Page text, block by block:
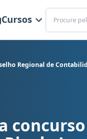
Cursos
Buscar
Regional de
- Conselho Regional